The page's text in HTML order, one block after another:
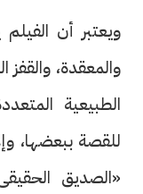
ويعتبر أن
والمعقدة،
الطبيعية
للقصة ببعضها،
«الصديق